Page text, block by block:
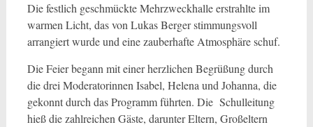
Die festlich geschmückte Mehrzweckhalle erstrahlte im
warmen Licht, das von Lukas Berger stimmungsvoll
arrangiert wurde und eine zauberhafte Atmosphäre schuf.
Die Feier begann mit einer herzlichen Begrüßung durch
die drei Moderatorinnen Isabel, Helena und Johanna, die
gekonnt durch das Programm führten. Die Schulleitung
hieß die zahlreichen Gäste, darunter Eltern, Großeltern